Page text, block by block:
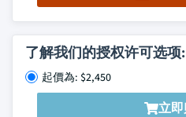
了解我们的授权许可选项:
起價為: $2,450
立